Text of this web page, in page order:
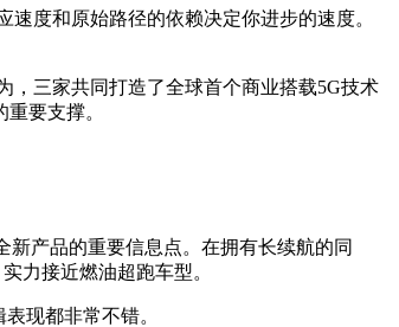
度和原始路径的依赖决定你进步的速度。
，三家共同打造了全球首个商业搭载5G技术
要支撑。
产品的重要信息点。在拥有长续航的同
力接近燃油超跑车型。
现都非常不错。